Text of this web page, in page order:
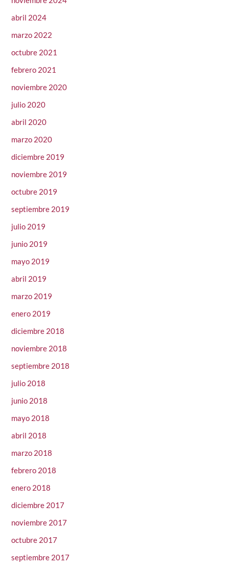
abril 2024
marzo 2022
octubre 2021
febrero 2021
noviembre 2020
julio 2020
abril 2020
marzo 2020
diciembre 2019
noviembre 2019
octubre 2019
septiembre 2019
julio 2019
junio 2019
mayo 2019
abril 2019
marzo 2019
enero 2019
diciembre 2018
noviembre 2018
septiembre 2018
julio 2018
junio 2018
mayo 2018
abril 2018
marzo 2018
febrero 2018
enero 2018
diciembre 2017
noviembre 2017
octubre 2017
septiembre 2017